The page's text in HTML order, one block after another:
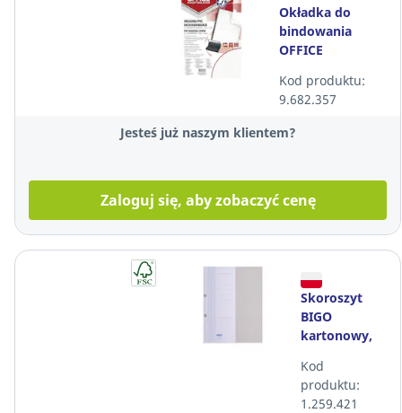
Okładka do
bindowania
OFFICE
A4,150 mik,
transparentna,
100 sztuk
Kod produktu:
9.682.357
Jesteś już naszym klientem?
Zaloguj się, aby zobaczyć cenę
Skoroszyt
BIGO
kartonowy,
połowa
okładki
Kod
produktu:
1.259.421